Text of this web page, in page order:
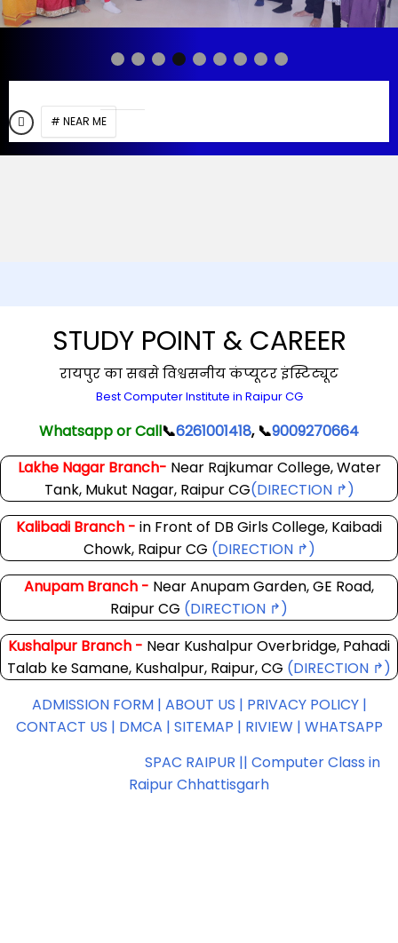
# NEAR ME
STUDY POINT & CAREER
रायपुर का सबसे विश्वसनीय कंप्यूटर इंस्टिट्यूट
Best Computer Institute in Raipur CG
Whatsapp or Call📞6261001418, 📞9009270664
Lakhe Nagar Branch- Near Rajkumar College, Water
Tank, Mukut Nagar, Raipur CG(DIRECTION ↱)
Kalibadi Branch - in Front of DB Girls College, Kaibadi
Chowk, Raipur CG (DIRECTION ↱)
Anupam Branch - Near Anupam Garden, GE Road,
Raipur CG (DIRECTION ↱)
Kushalpur Branch - Near Kushalpur Overbridge, Pahadi
Talab ke Samane, Kushalpur, Raipur, CG (DIRECTION ↱)
ADMISSION FORM | ABOUT US | PRIVACY POLICY |
CONTACT US | DMCA | SITEMAP | RIVIEW | WHATSAPP
SPAC RAIPUR || Computer Class in
Raipur Chhattisgarh